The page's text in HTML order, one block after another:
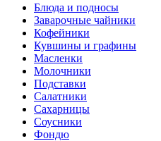
Блюда и подносы
Заварочные чайники
Кофейники
Кувшины и графины
Масленки
Молочники
Подставки
Салатники
Сахарницы
Соусники
Фондю